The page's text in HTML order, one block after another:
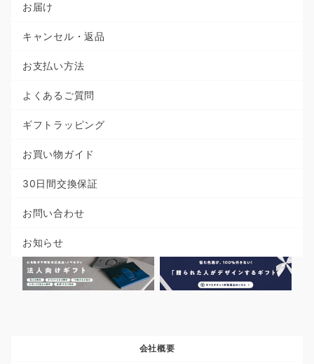
お届け
キャンセル・返品
お支払い方法
よくあるご質問
ギフトラッピング
お買い物ガイド
30日間交換保証
お問い合わせ
お知らせ
会社概要